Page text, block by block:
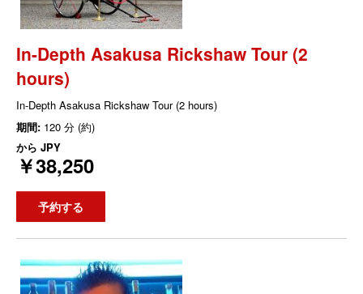
In-Depth Asakusa Rickshaw Tour (2
hours)
In-Depth Asakusa Rickshaw Tour (2 hours)
期間: 120 分 (約)
から JPY
￥38,250
予約する